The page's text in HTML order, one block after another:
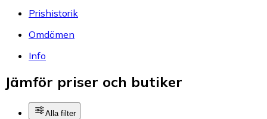
Prishistorik
Omdömen
Info
Jämför priser och butiker
Alla filter